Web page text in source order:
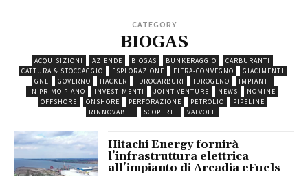
CATEGORY
BIOGAS
ACQUISIZIONI AZIENDE BIOGAS BUNKERAGGIO
CARBURANTI
CATTURA & STOCCAGGIO
ESPLORAZIONE FIERA-CONVEGNO
GIACIMENTI
GNL
GOVERNO HACKER IDROCARBURI IDROGENO
IMPIANTI
IN PRIMO PIANO
INVESTIMENTI JOINT VENTURE NEWS
NOMINE
OFFSHORE
ONSHORE PERFORAZIONE PETROLIO
PIPELINE
RINNOVABILI
SCOPERTE VALVOLE
Hitachi Energy fornirà
l’infrastruttura elettrica
all’impianto di Arcadia eFuels